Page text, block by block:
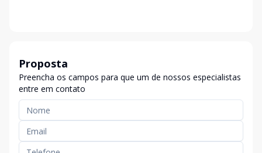
Proposta
Preencha os campos para que um de nossos especialistas
entre em contato